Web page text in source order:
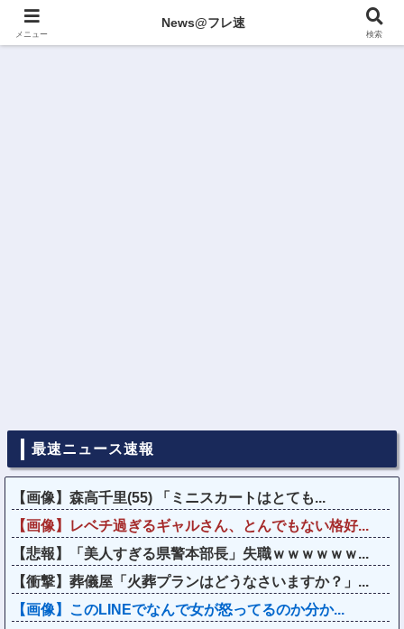
最速ニュース速報
【画像】森高千里(55) 「ミニスカートはとても...
【画像】レベチ過ぎるギャルさん、とんでもない格好...
【悲報】「美人すぎる県警本部長」失職ｗｗｗｗｗｗ...
【衝撃】葬儀屋「火葬プランはどうなさいますか？」...
【画像】このLINEでなんで女が怒ってるのか分か...
メニュー
News@フレ速
検索